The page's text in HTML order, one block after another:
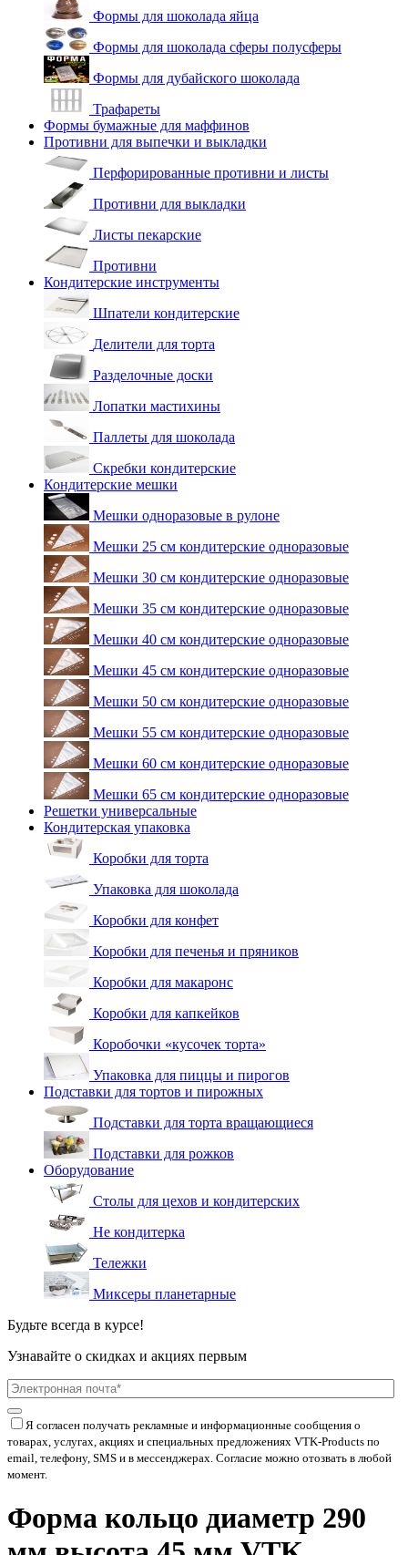
Формы для шоколада яйца
Формы для шоколада сферы полусферы
Формы для дубайского шоколада
Трафареты
Формы бумажные для маффинов
Противни для выпечки и выкладки
Перфорированные противни и листы
Противни для выкладки
Листы пекарские
Противни
Кондитерские инструменты
Шпатели кондитерские
Делители для торта
Разделочные доски
Лопатки мастихины
Паллеты для шоколада
Скребки кондитерские
Кондитерские мешки
Мешки одноразовые в рулоне
Мешки 25 см кондитерские одноразовые
Мешки 30 см кондитерские одноразовые
Мешки 35 см кондитерские одноразовые
Мешки 40 см кондитерские одноразовые
Мешки 45 см кондитерские одноразовые
Мешки 50 см кондитерские одноразовые
Мешки 55 см кондитерские одноразовые
Мешки 60 см кондитерские одноразовые
Мешки 65 см кондитерские одноразовые
Решетки универсальные
Кондитерская упаковка
Коробки для торта
Упаковка для шоколада
Коробки для конфет
Коробки для печенья и пряников
Коробки для макаронс
Коробки для капкейков
Коробочки «кусочек торта»
Упаковка для пиццы и пирогов
Подставки для тортов и пирожных
Подставки для торта вращающиеся
Подставки для рожков
Оборудование
Столы для цехов и кондитерских
Не кондитерка
Тележки
Миксеры планетарные
Будьте всегда в курсе!
Узнавайте о скидках и акциях первым
Я согласен получать рекламные и информационные сообщения о
товарах, услугах, акциях и специальных предложениях VTK-Products по
email, телефону, SMS и в мессенджерах. Согласие можно отозвать в любой
момент.
Форма кольцо диаметр 290